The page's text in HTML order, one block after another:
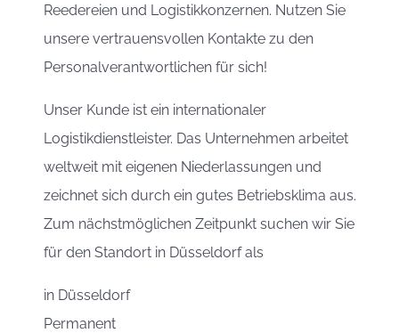
Reedereien und Logistikkonzernen. Nutzen Sie
unsere vertrauensvollen Kontakte zu den
Personalverantwortlichen für sich!
Unser Kunde ist ein internationaler
Logistikdienstleister. Das Unternehmen arbeitet
weltweit mit eigenen Niederlassungen und
zeichnet sich durch ein gutes Betriebsklima aus.
Zum nächstmöglichen Zeitpunkt suchen wir Sie
für den Standort in Düsseldorf als
in Düsseldorf
Permanent